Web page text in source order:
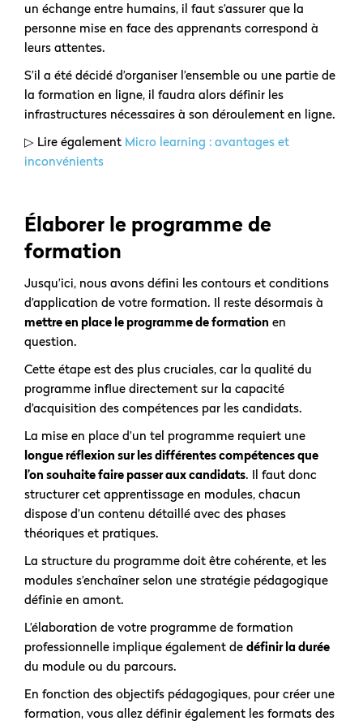
un échange entre humains, il faut s’assurer que la
personne mise en face des apprenants correspond à
leurs attentes.
S’il a été décidé d’organiser l’ensemble ou une partie de
la formation en ligne, il faudra alors définir les
infrastructures nécessaires à son déroulement en ligne.
▷ Lire également Micro learning : avantages et
inconvénients
Élaborer le programme de
formation
Jusqu’ici, nous avons défini les contours et conditions
d’application de votre formation. Il reste désormais à
mettre en place le programme de formation en
question.
Cette étape est des plus cruciales, car la qualité du
programme influe directement sur la capacité
d’acquisition des compétences par les candidats.
La mise en place d’un tel programme requiert une
longue réflexion sur les différentes compétences que
l’on souhaite faire passer aux candidats. Il faut donc
structurer cet apprentissage en modules, chacun
dispose d’un contenu détaillé avec des phases
théoriques et pratiques.
La structure du programme doit être cohérente, et les
modules s’enchaîner selon une stratégie pédagogique
définie en amont.
L’élaboration de votre programme de formation
professionnelle implique également de définir la durée
du module ou du parcours.
En fonction des objectifs pédagogiques, pour créer une
formation, vous allez définir également les formats des